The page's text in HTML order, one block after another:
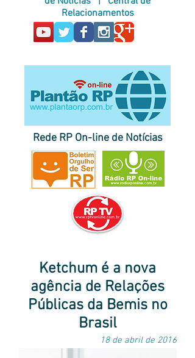
Relacionamentos
página inicial do Plantão RP|
destaques|
|correspondentes
no Brasil e no exterior
Rede RP On-line de Notícias
Ketchum é a nova
agência de Relações
Públicas da Bemis no
Brasil
18 de abril de 2016